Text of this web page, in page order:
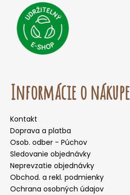
Informácie o nákupe
Kontakt
Doprava a platba
Osob. odber - Púchov
Sledovanie objednávky
Neprevzatie objednávky
Obchod. a rekl. podmienky
Ochrana osobných údajov